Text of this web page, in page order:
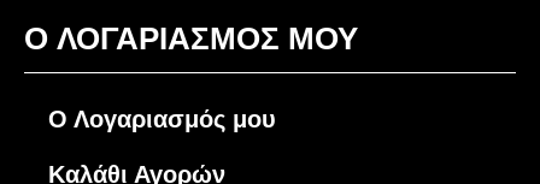
O ΛΟΓΑΡΙΑΣΜΟΣ ΜΟΥ
Ο Λογαριασμός μου
Καλάθι Αγορών